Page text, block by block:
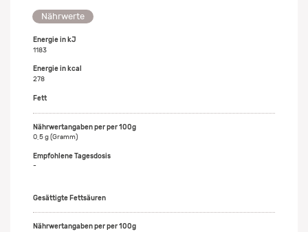
Nährwerte
Energie in kJ
1183
Energie in kcal
278
Fett
0,5 g (Gramm)
-
Gesättigte Fettsäuren